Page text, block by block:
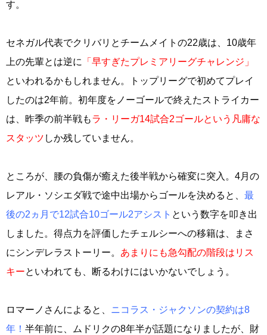
す。
セネガル代表でクリバリとチームメイトの22歳は、10歳年
上の先輩とは逆に
「早すぎたプレミアリーグチャレンジ」
といわれるかもしれません。トップリーグで初めてプレイ
したのは2年前。初年度をノーゴールで終えたストライカー
は、昨季の前半戦もラ・リーガ14試合2ゴールという凡庸な
スタッツ しか残していません。
ところが、腰の負傷が癒えた後半戦から確変に突入。4月の
レアル・ソシエダ戦で途中出場からゴールを決めると、 最
後の2ヵ月で12試合10ゴール2アシスト という数字を叩き出
しました。得点力を評価したチェルシーへの移籍は、まさ
にシンデレラストーリー。 あまりにも急勾配の階段はリス
キーといわれても、断るわけにはいかないでしょう。
ロマーノさんによると、 ニコラス・ジャクソンの契約は8
年！ 半年前に、ムドリクの8年半が話題になりましたが、財